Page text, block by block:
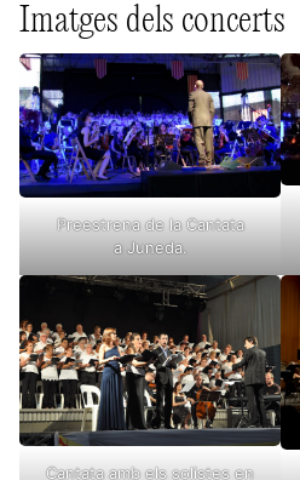
Imatges dels concerts
Preestrena de la Cantata
a Juneda.
Cantata amb els solistes en